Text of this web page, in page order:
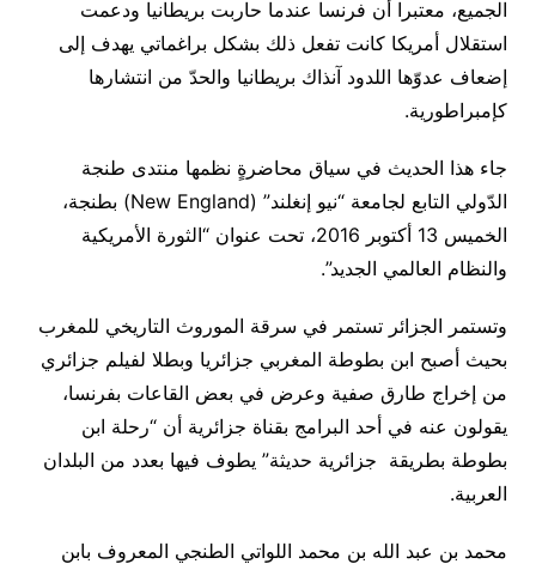
الجميع، معتبرا أن فرنسا عندما حاربت بريطانيا ودعمت
استقلال أمريكا كانت تفعل ذلك بشكل براغماتي يهدف إلى
إضعاف عدوّها اللدود آنذاك بريطانيا والحدّ من انتشارها
كإمبراطورية.
جاء هذا الحديث في سياق محاضرةٍ نظمها منتدى طنجة
الدّولي التابع لجامعة “نيو إنغلند” (New England) بطنجة،
الخميس 13 أكتوبر 2016، تحت عنوان “الثورة الأمريكية
والنظام العالمي الجديد”.
وتستمر الجزائر تستمر في سرقة الموروث التاريخي للمغرب
بحيث أصبح ابن بطوطة المغربي جزائريا وبطلا لفيلم جزائري
من إخراج طارق صفية وعرض في بعض القاعات بفرنسا،
يقولون عنه في أحد البرامج بقناة جزائرية أن “رحلة ابن
بطوطة بطريقة جزائرية حديثة” يطوف فيها بعدد من البلدان
العربية.
محمد بن عبد الله بن محمد اللواتي الطنجي المعروف بابن